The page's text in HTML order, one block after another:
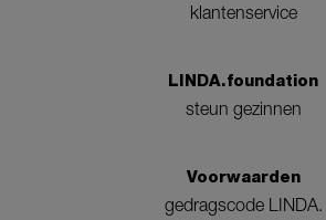
klantenservice
LINDA.foundation
steun gezinnen
Voorwaarden
gedragscode LINDA.